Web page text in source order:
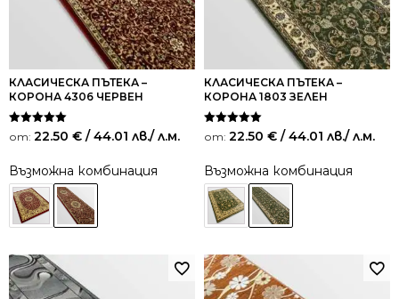
КЛАСИЧЕСКА ПЪТЕКА –
КОРОНА 4306 ЧЕРВЕН
Оценено на
5.00
от: 22.50 € / 44.01 лв./ л.м.
Възможна комбинация
КЛАСИЧЕСКА ПЪТЕКА –
КОРОНА 1803 ЗЕЛЕН
Оценено на
5.00
от: 22.50 € / 44.01 лв./ л.м.
Възможна комбинация